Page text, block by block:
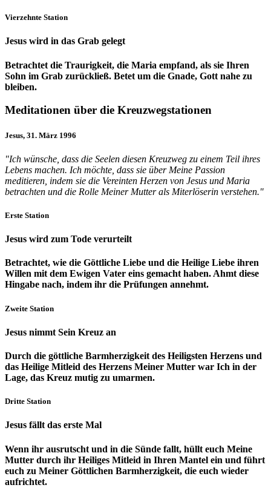
Vierzehnte Station
Jesus wird in das Grab gelegt
Betrachtet die Traurigkeit, die Maria empfand, als sie Ihren
Sohn im Grab zurückließ. Betet um die Gnade, Gott nahe zu
bleiben.
Meditationen über die Kreuzwegstationen
Jesus, 31. März 1996
"Ich wünsche, dass die Seelen diesen Kreuzweg zu einem Teil ihres
Lebens machen. Ich möchte, dass sie über Meine Passion
meditieren, indem sie die Vereinten Herzen von Jesus und Maria
betrachten und die Rolle Meiner Mutter als Miterlöserin verstehen."
Erste Station
Jesus wird zum Tode verurteilt
Betrachtet, wie die Göttliche Liebe und die Heilige Liebe ihren
Willen mit dem Ewigen Vater eins gemacht haben. Ahmt diese
Hingabe nach, indem ihr die Prüfungen annehmt.
Zweite Station
Jesus nimmt Sein Kreuz an
Durch die göttliche Barmherzigkeit des Heiligsten Herzens und
das Heilige Mitleid des Herzens Meiner Mutter war Ich in der
Lage, das Kreuz mutig zu umarmen.
Dritte Station
Jesus fällt das erste Mal
Wenn ihr ausrutscht und in die Sünde fallt, hüllt euch Meine
Mutter durch ihr Heiliges Mitleid in Ihren Mantel ein und führt
euch zu Meiner Göttlichen Barmherzigkeit, die euch wieder
aufrichtet.